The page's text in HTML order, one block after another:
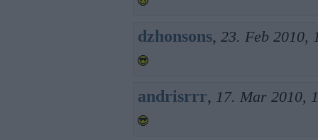
dzhonsons, 23. Feb 2010,
andrisrrr, 17. Mar 2010,